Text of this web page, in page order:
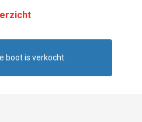
boot is verkocht